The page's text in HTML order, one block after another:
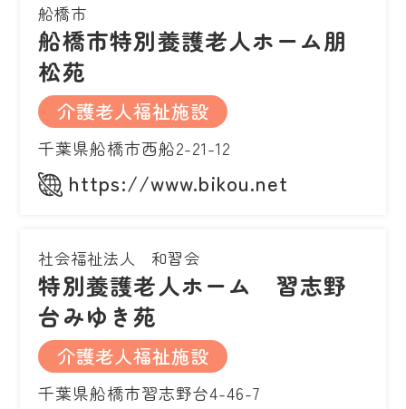
船橋市
船橋市特別養護老人ホーム朋
松苑
介護老人福祉施設
千葉県船橋市西船2-21-12
https://www.bikou.net
社会福祉法人 和習会
特別養護老人ホーム 習志野
台みゆき苑
介護老人福祉施設
千葉県船橋市習志野台4-46-7